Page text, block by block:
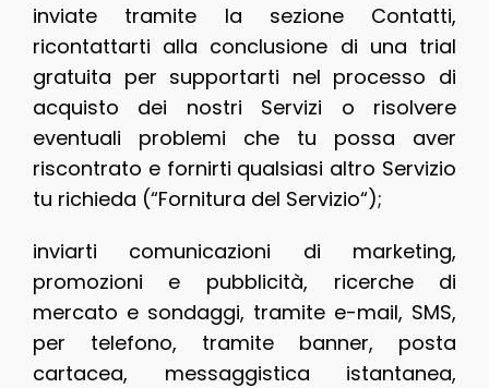
inviate tramite la sezione Contatti,
ricontattarti alla conclusione di una trial
gratuita per supportarti nel processo di
acquisto dei nostri Servizi o risolvere
eventuali problemi che tu possa aver
riscontrato e fornirti qualsiasi altro Servizio
tu richieda (“Fornitura del Servizio“);
inviarti comunicazioni di marketing,
promozioni e pubblicità, ricerche di
mercato e sondaggi, tramite e-mail, SMS,
per telefono, tramite banner, posta
cartacea, messaggistica istantanea,